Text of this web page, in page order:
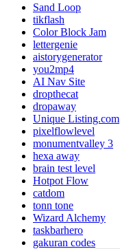
Sand Loop
tikflash
Color Block Jam
lettergenie
aistorygenerator
you2mp4
AI Nav Site
dropthecat
dropaway
Unique Listing.com
pixelflowlevel
monumentvalley 3
hexa away
brain test level
Hotpot Flow
catdom
tonn tone
Wizard Alchemy
taskbarhero
gakuran codes